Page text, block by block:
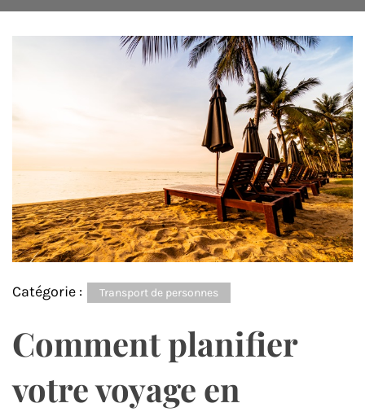
Catégorie : Transport de personnes
Comment planifier
votre voyage en